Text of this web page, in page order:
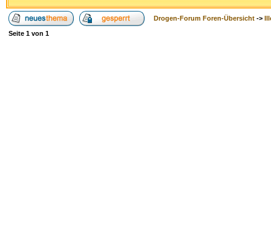
Drogen-Forum Foren-Übersicht ->
Seite 1 von 1